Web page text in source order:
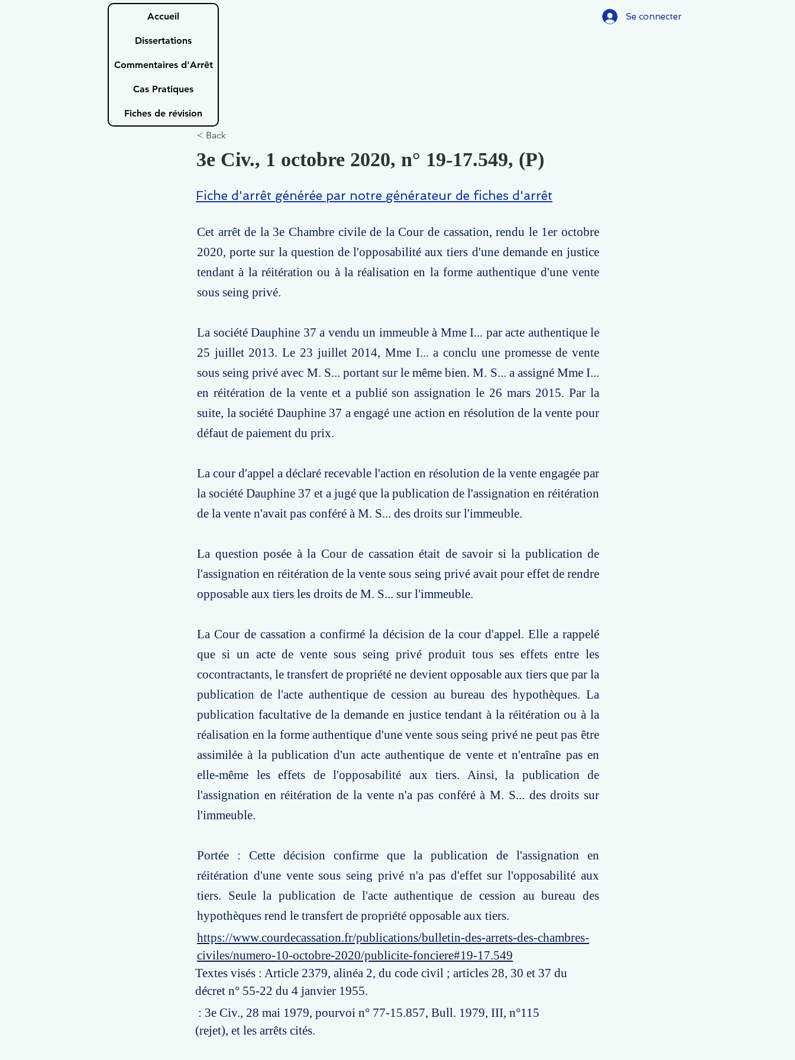
Accueil
Dissertations
Commentaires d'Arrêt
Cas Pratiques
Fiches de révision
Se connecter
< Back
3e Civ., 1 octobre 2020, n° 19-17.549, (P)
Fiche d'arrêt générée par notre générateur de fiches d'arrêt
Cet arrêt de la 3e Chambre civile de la Cour de cassation, rendu le 1er octobre
2020, porte sur la question de l'opposabilité aux tiers d'une demande en justice
tendant à la réitération ou à la réalisation en la forme authentique d'une vente
sous seing privé.
La société Dauphine 37 a vendu un immeuble à Mme I... par acte authentique le
25 juillet 2013. Le 23 juillet 2014, Mme I... a conclu une promesse de vente
sous seing privé avec M. S... portant sur le même bien. M. S... a assigné Mme I...
en réitération de la vente et a publié son assignation le 26 mars 2015. Par la
suite, la société Dauphine 37 a engagé une action en résolution de la vente pour
défaut de paiement du prix.
La cour d'appel a déclaré recevable l'action en résolution de la vente engagée par
la société Dauphine 37 et a jugé que la publication de l'assignation en réitération
de la vente n'avait pas conféré à M. S... des droits sur l'immeuble.
La question posée à la Cour de cassation était de savoir si la publication de
l'assignation en réitération de la vente sous seing privé avait pour effet de rendre
opposable aux tiers les droits de M. S... sur l'immeuble.
La Cour de cassation a confirmé la décision de la cour d'appel. Elle a rappelé
que si un acte de vente sous seing privé produit tous ses effets entre les
cocontractants, le transfert de propriété ne devient opposable aux tiers que par la
publication de l'acte authentique de cession au bureau des hypothèques. La
publication facultative de la demande en justice tendant à la réitération ou à la
réalisation en la forme authentique d'une vente sous seing privé ne peut pas être
assimilée à la publication d'un acte authentique de vente et n'entraîne pas en
elle-même les effets de l'opposabilité aux tiers. Ainsi, la publication de
l'assignation en réitération de la vente n'a pas conféré à M. S... des droits sur
l'immeuble.
Portée : Cette décision confirme que la publication de l'assignation en
réitération d'une vente sous seing privé n'a pas d'effet sur l'opposabilité aux
tiers. Seule la publication de l'acte authentique de cession au bureau des
hypothèques rend le transfert de propriété opposable aux tiers.
https://www.courdecassation.fr/publications/bulletin-des-arrets-des-chambres-
civiles/numero-10-octobre-2020/publicite-fonciere#19-17.549
Textes visés : Article 2379, alinéa 2, du code civil ; articles 28, 30 et 37 du
décret n° 55-22 du 4 janvier 1955.
: 3e Civ., 28 mai 1979, pourvoi n° 77-15.857, Bull. 1979, III, n°115
(rejet), et les arrêts cités.